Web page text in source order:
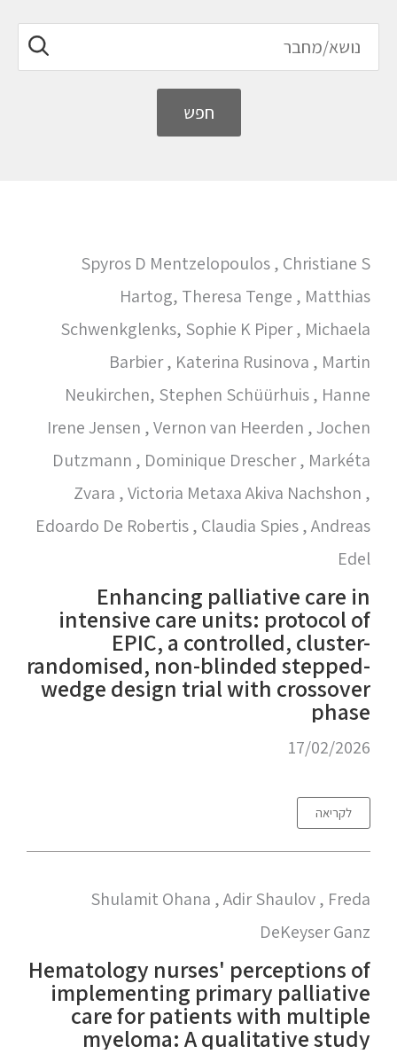
חפש
Spyros D Mentzelopoulos , Christiane S
Hartog, Theresa Tenge , Matthias
Schwenkglenks, Sophie K Piper , Michaela
Barbier , Katerina Rusinova , Martin
Neukirchen, Stephen Schüürhuis , Hanne
Irene Jensen , Vernon van Heerden , Jochen
Dutzmann , Dominique Drescher , Markéta
Zvara , Victoria Metaxa Akiva Nachshon ,
Edoardo De Robertis , Claudia Spies , Andreas
Edel
Enhancing palliative care in
intensive care units: protocol of
EPIC, a controlled, cluster-
randomised, non-blinded stepped-
wedge design trial with crossover
phase
17/02/2026
לקריאה
Shulamit Ohana , Adir Shaulov , Freda
DeKeyser Ganz
Hematology nurses' perceptions of
implementing primary palliative
care for patients with multiple
myeloma: A qualitative study